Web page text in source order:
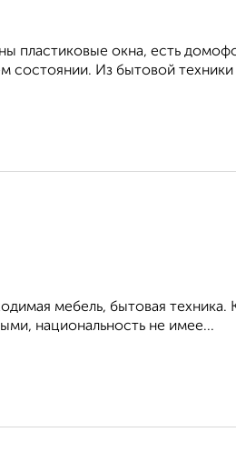
пластиковые окна, есть
состоянии. Из бытовой техники
мебель, бытовая техника.
национальность не имее...